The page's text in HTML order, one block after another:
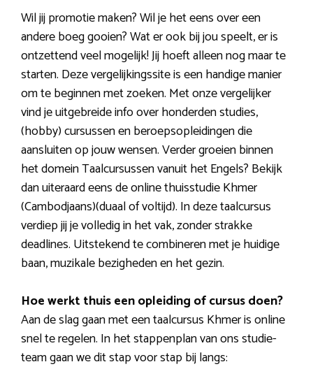
Wil jij promotie maken? Wil je het eens over een
andere boeg gooien? Wat er ook bij jou speelt, er is
ontzettend veel mogelijk! Jij hoeft alleen nog maar te
starten. Deze vergelijkingssite is een handige manier
om te beginnen met zoeken. Met onze vergelijker
vind je uitgebreide info over honderden studies,
(hobby) cursussen en beroepsopleidingen die
aansluiten op jouw wensen. Verder groeien binnen
het domein Taalcursussen vanuit het Engels? Bekijk
dan uiteraard eens de online thuisstudie Khmer
(Cambodjaans)(duaal of voltijd). In deze taalcursus
verdiep jij je volledig in het vak, zonder strakke
deadlines. Uitstekend te combineren met je huidige
baan, muzikale bezigheden en het gezin.
Hoe werkt thuis een opleiding of cursus doen?
Aan de slag gaan met een taalcursus Khmer is online
snel te regelen. In het stappenplan van ons studie-
team gaan we dit stap voor stap bij langs: